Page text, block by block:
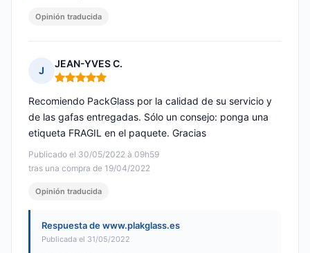
Opinión traducida
J
JEAN-YVES C.
Nota: 5 de 5
Publicado el 30/05/2022 à 09h59
tras una compra de 19/04/2022
Recomiendo PackGlass por la calidad de su servicio y
de las gafas entregadas. Sólo un consejo: ponga una
etiqueta FRAGIL en el paquete. Gracias
Opinión traducida
Respuesta de www.plakglass.es
Publicada el 31/05/2022